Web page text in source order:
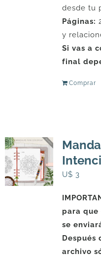
desde tu
Páginas:
y
Si vas a
final
Comprar
U$ 3
para que
se
Después
archivo